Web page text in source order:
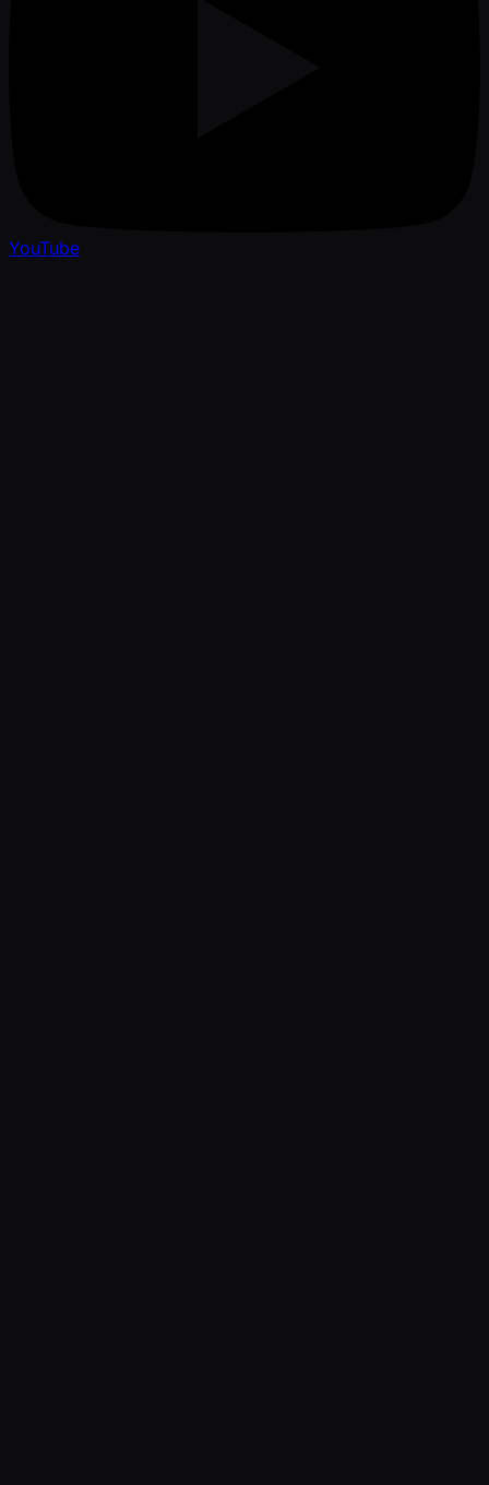
YouTube